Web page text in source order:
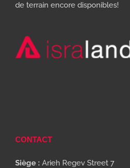
de terrain encore disponibles!
CONTACT
Siège : Arieh Regev Street 7